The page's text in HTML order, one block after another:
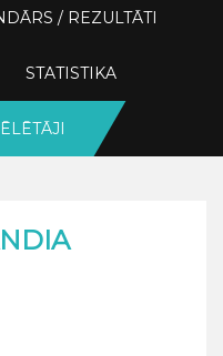
/ REZULTĀTI
STATISTIKA